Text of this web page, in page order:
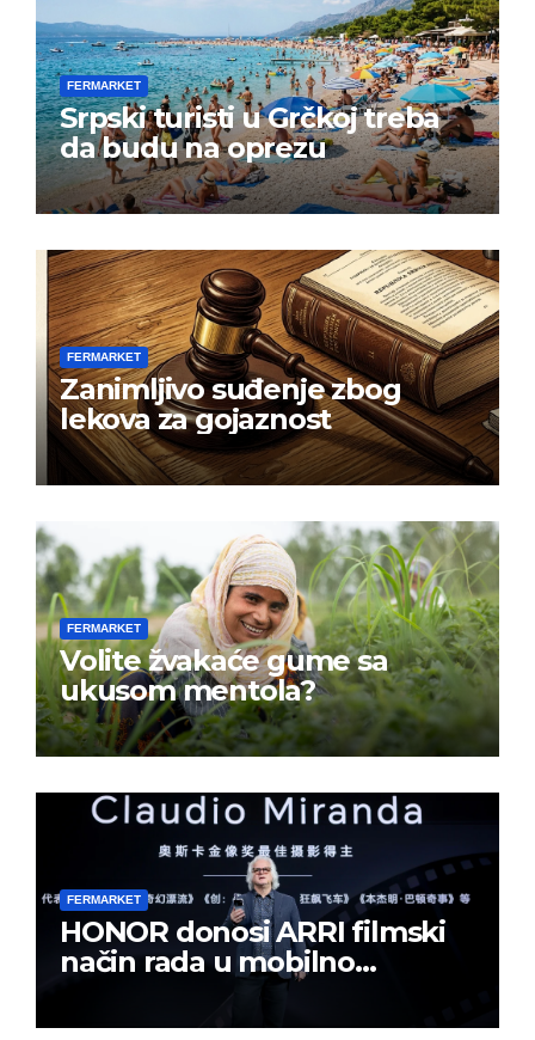
FERMARKET
Srpski turisti u Grčkoj treba
da budu na oprezu
FERMARKET
Zanimljivo suđenje zbog
lekova za gojaznost
FERMARKET
Volite žvakaće gume sa
ukusom mentola?
FERMARKET
HONOR donosi ARRI filmski
način rada u mobilno
kreiranje sadržaja